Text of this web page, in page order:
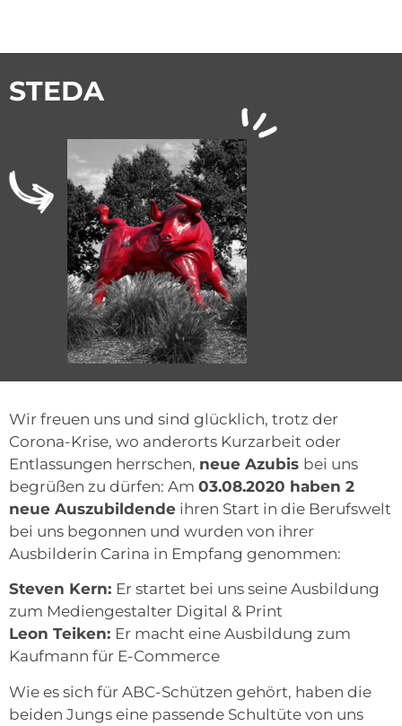
Wir freuen uns und sind glücklich, trotz der
Corona-Krise, wo anderorts Kurzarbeit oder
Entlassungen herrschen, neue Azubis bei uns
begrüßen zu dürfen: Am 03.08.2020 haben 2
neue Auszubildende ihren Start in die Berufswelt
bei uns begonnen und wurden von ihrer
Ausbilderin Carina in Empfang genommen:
Steven Kern: Er startet bei uns seine Ausbildung
zum Mediengestalter Digital & Print
Leon Teiken: Er macht eine Ausbildung zum
Kaufmann für E-Commerce
Wie es sich für ABC-Schützen gehört, haben die
beiden Jungs eine passende Schultüte von uns
STEDA